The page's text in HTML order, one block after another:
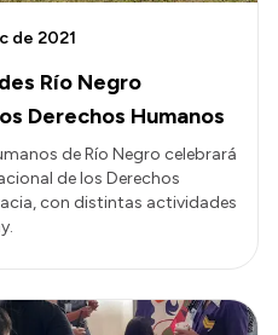
Río Negro
Derechos Humanos
de 2021
de Río Negro celebrará
de los Derechos
con distintas actividades